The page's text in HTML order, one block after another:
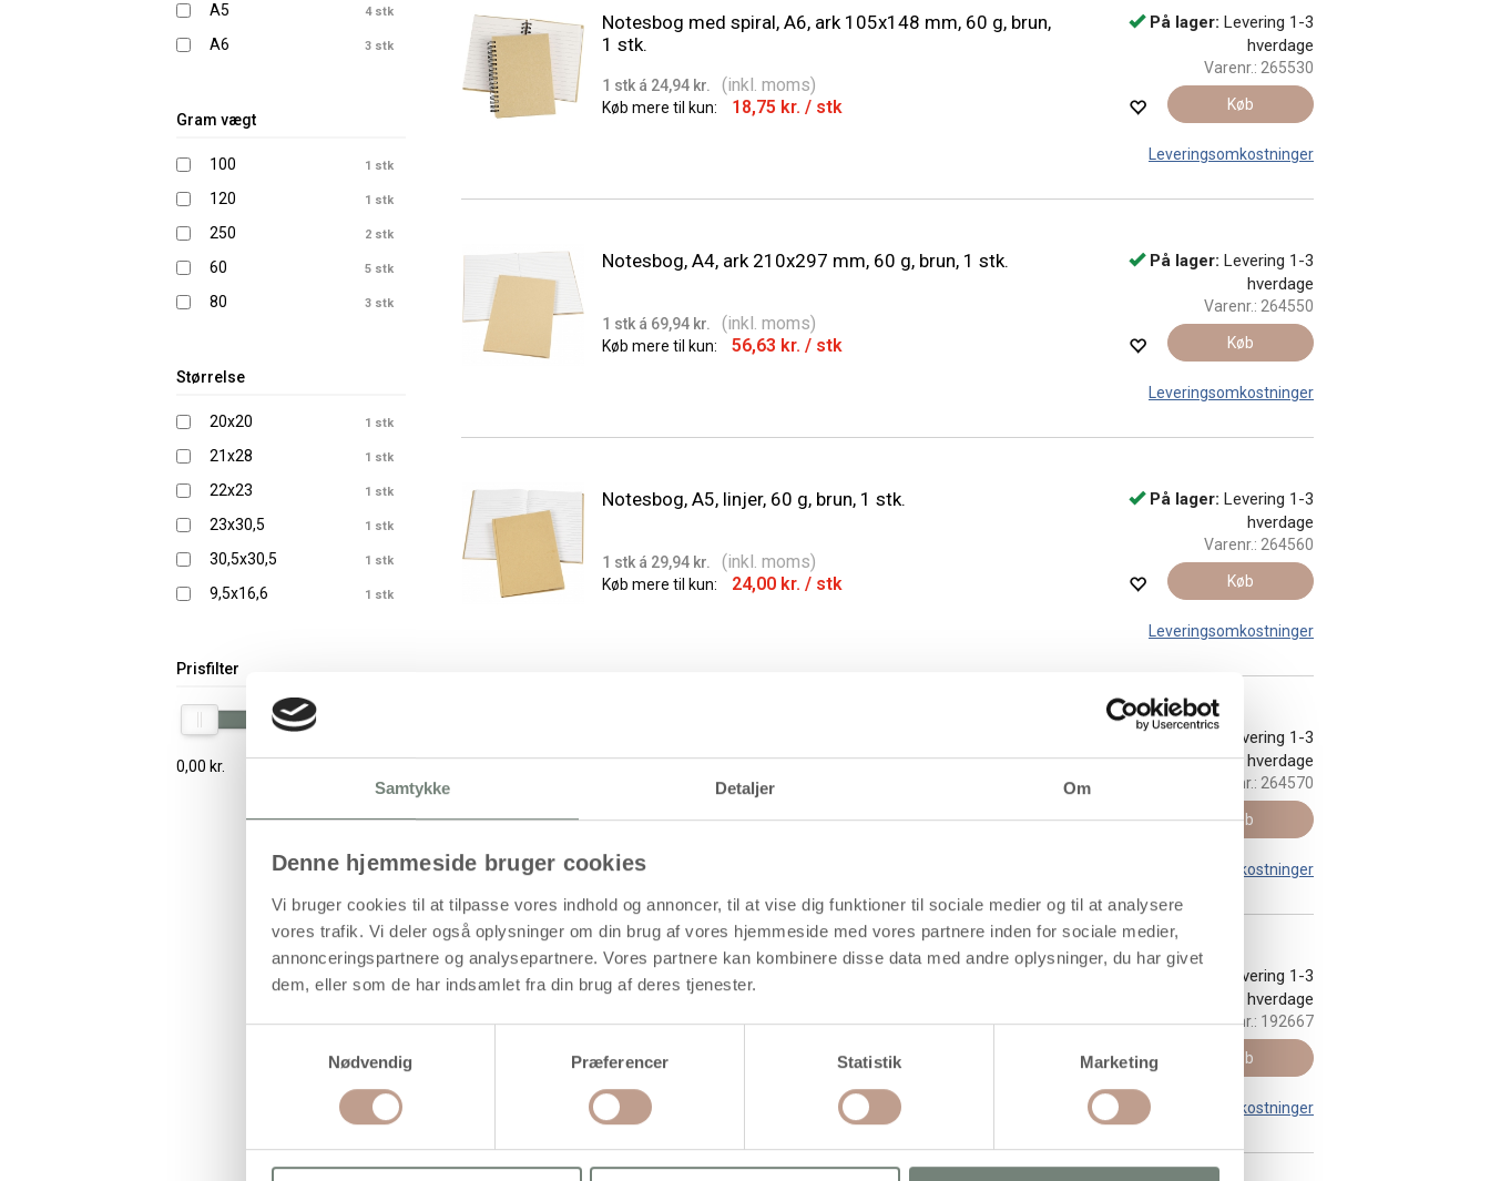
Samtykke Detaljer Om
Denne hjemmeside bruger cookies
Vi bruger cookies til at tilpasse vores indhold og annoncer, til at vise dig funktioner til sociale medier og til at analysere
vores trafik. Vi deler også oplysninger om din brug af vores hjemmeside med vores partnere inden for sociale medier,
annonceringspartnere og analysepartnere. Vores partnere kan kombinere disse data med andre oplysninger, du har givet
dem, eller som de har indsamlet fra din brug af deres tjenester.
Nødvendig
Præferencer Statistik Marketing
A5 4 stk
A6 3 stk
Gram vægt
100 1 stk
120 1 stk
250 2 stk
60 5 stk
80 3 stk
Størrelse
20x20 1 stk
21x28 1 stk
22x23 1 stk
23x30,5 1 stk
30,5x30,5 1 stk
9,5x16,6 1 stk
Prisfilter
0,00 kr.
Notesbog med spiral, A6, ark 105x148 mm, 60 g, brun,
1 stk.
1 stk á 24,94 kr. (inkl. moms)
På lager: Levering 1-3
hverdage
Varenr.: 265530
Køb mere til kun: 18,75 kr. / stk Køb
Leveringsomkostninger
Notesbog, A4, ark 210x297 mm, 60 g, brun, 1 stk.
1 stk á 69,94 kr. (inkl. moms)
På lager: Levering 1-3
hverdage
Varenr.: 264550
Køb mere til kun: 56,63 kr. / stk Køb
Leveringsomkostninger
Notesbog, A5, linjer, 60 g, brun, 1 stk.
1 stk á 29,94 kr. (inkl. moms)
På lager: Levering 1-3
hverdage
Varenr.: 264560
Køb mere til kun: 24,00 kr. / stk Køb
Leveringsomkostninger
(inkl. moms)
Levering 1-3
hverdage
Varenr.: 264570
Køb mere til kun: 15,38 kr./ stk Køb
Leveringsomkostninger
Notesbog, str. 9,5x16,6 cm, Antal sider 34, 100 g, hvid,
1 stk.
Levering 1-3
hverdage
Varenr.: 192667
Køb
Leveringsomkostninger